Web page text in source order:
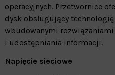
operacyjnych. Przetwornice
dysk obsługujący
wbudowanymi rozwiązaniami
i udostępniania informacji.
Napięcie sieciowe